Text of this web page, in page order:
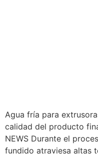
Agua fría para
calidad del producto
NEWS Durante el
fundido atraviesa altas